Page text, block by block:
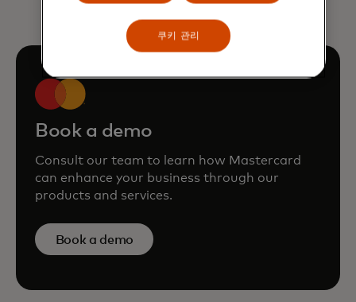
Book a demo
Consult our team to learn how Mastercard
can enhance your business through our
products and services.
Book a demo
쿠키 관리